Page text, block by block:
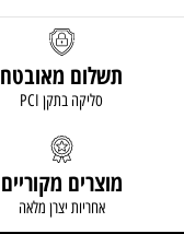
תשלום מאובטח
סליקה בתקן PCI
מוצרים מקוריים
אחריות יצרן מלאה